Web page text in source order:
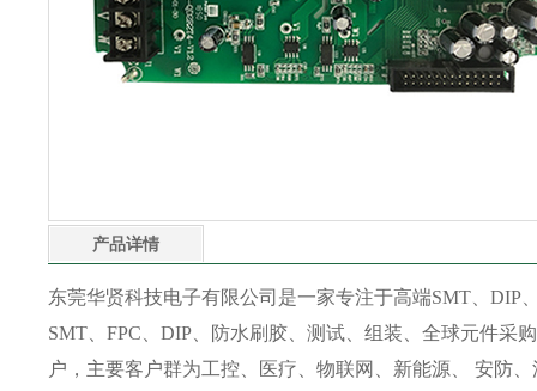
产品详情
东莞华贤科技电子有限公司是一家专注于高端SMT、DIP
SMT、FPC、DIP、防水刷胶、测试、组装、全球元件采
户，主要客户群为工控、医疗、物联网、新能源、 安防、